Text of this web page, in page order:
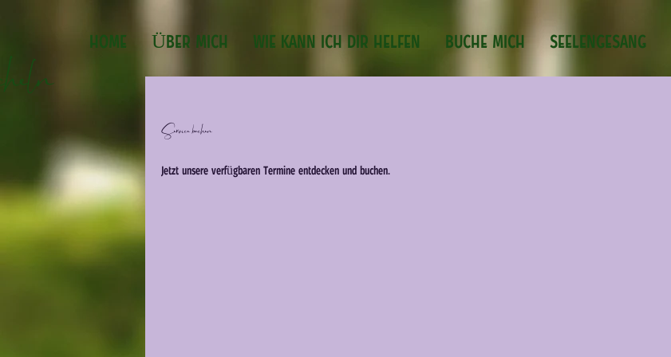
HOME ÜBER MICH WIE KANN ICH DIR HELFEN BUCHE MICH SEELENGESANG
Service buchen
Jetzt unsere verfügbaren Termine entdecken und buchen.